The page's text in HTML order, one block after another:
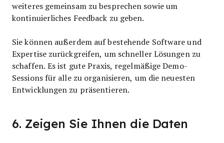
weiteres gemeinsam zu besprechen sowie um
kontinuierliches Feedback zu geben.
Sie können außerdem auf bestehende Software und
Expertise zurückgreifen, um schneller Lösungen zu
schaffen. Es ist gute Praxis, regelmäßige Demo-
Sessions für alle zu organisieren, um die neuesten
Entwicklungen zu präsentieren.
6. Zeigen Sie Ihnen die Daten